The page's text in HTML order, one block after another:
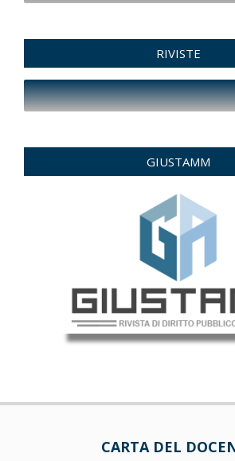
RIVISTE
GIUSTAMM
CARTA DEL